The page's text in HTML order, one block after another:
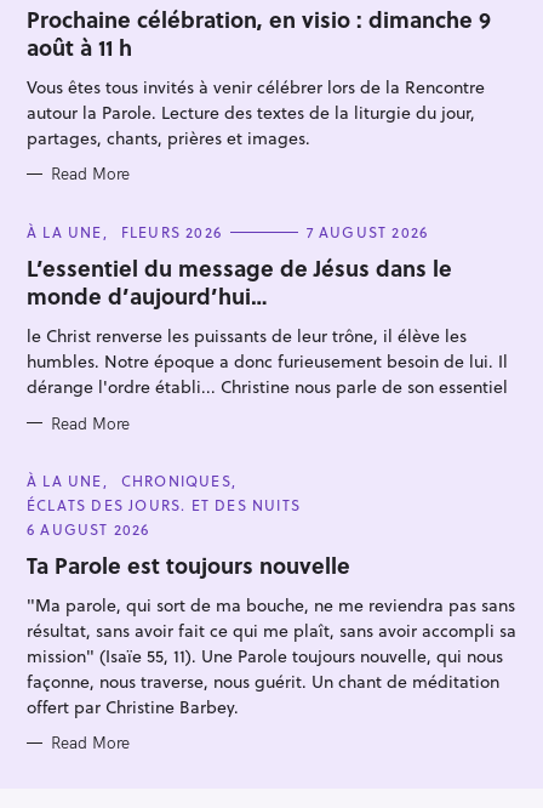
T
E
G
O
R
I
E
S
Prochaine célébration, en visio : dimanche 9
août à 11 h
Vous êtes tous invités à venir célébrer lors de la Rencontre
autour la Parole. Lecture des textes de la liturgie du jour,
partages, chants, prières et images.
Read More
C
T
E
G
O
R
I
E
S
À LA UNE FLEURS 2026 7 AUGUST 2026
L’essentiel du message de Jésus dans le
monde d’aujourd’hui…
le Christ renverse les puissants de leur trône, il élève les
humbles. Notre époque a donc furieusement besoin de lui. Il
dérange l'ordre établi... Christine nous parle de son essentiel
Read More
C
A
T
E
O
R
E
À LA UNE
CHRONIQUES
ÉCLATS DES JOURS. ET DES NUITS
6 AUGUST 2026
Ta Parole est toujours nouvelle
"Ma parole, qui sort de ma bouche, ne me reviendra pas sans
résultat, sans avoir fait ce qui me plaît, sans avoir accompli sa
mission" (Isaïe 55, 11). Une Parole toujours nouvelle, qui nous
façonne, nous traverse, nous guérit. Un chant de méditation
offert par Christine Barbey.
Read More
S
a
c
h
o
: